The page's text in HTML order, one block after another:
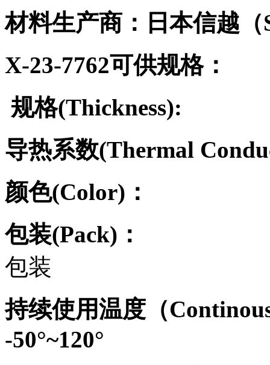
材料生产商：日本信越（
X-23-7762可供规格：
规格
导热系数(Thermal
颜色(Color)
包装(Pack) ：
包装
持续使用温度（Co
-50°~120°